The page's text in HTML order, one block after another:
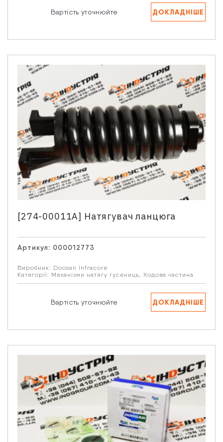
Вартість уточнюйте ДОКЛАДНІШЕ
[274-00011A] Натягувач ланцюга
Артикул: 000012773
Виробник: Doosan Infracore
Категорії: Механізми натягу гусениць, Ходова частина
Вартість уточнюйте ДОКЛАДНІШЕ
Натискаючи кнопку “Надіслати” Ви даєте згоду на
обробку Ваших персональних даних.